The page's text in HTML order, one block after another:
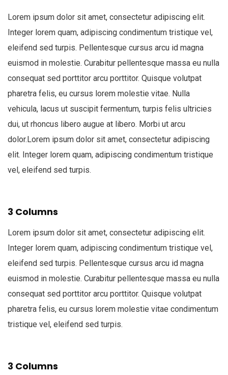
Lorem ipsum dolor sit amet, consectetur adipiscing elit.
Integer lorem quam, adipiscing condimentum tristique vel,
eleifend sed turpis. Pellentesque cursus arcu id magna
euismod in molestie. Curabitur pellentesque massa eu nulla
consequat sed porttitor arcu porttitor. Quisque volutpat
pharetra felis, eu cursus lorem molestie vitae. Nulla
vehicula, lacus ut suscipit fermentum, turpis felis ultricies
dui, ut rhoncus libero augue at libero. Morbi ut arcu
dolor.Lorem ipsum dolor sit amet, consectetur adipiscing
elit. Integer lorem quam, adipiscing condimentum tristique
vel, eleifend sed turpis.
3 Columns
Lorem ipsum dolor sit amet, consectetur adipiscing elit.
Integer lorem quam, adipiscing condimentum tristique vel,
eleifend sed turpis. Pellentesque cursus arcu id magna
euismod in molestie. Curabitur pellentesque massa eu nulla
consequat sed porttitor arcu porttitor. Quisque volutpat
pharetra felis, eu cursus lorem molestie vitae condimentum
tristique vel, eleifend sed turpis.
3 Columns